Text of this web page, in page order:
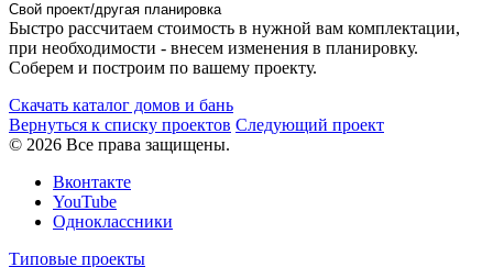
Свой проект/другая планировка
Быстро рассчитаем стоимость в нужной вам комплектации,
при необходимости - внесем изменения в планировку.
Соберем и построим по вашему проекту.
Скачать каталог домов и бань
Вернуться к списку проектов Следующий проект
© 2026 Все права защищены.
Вконтакте
YouTube
Одноклассники
Типовые проекты